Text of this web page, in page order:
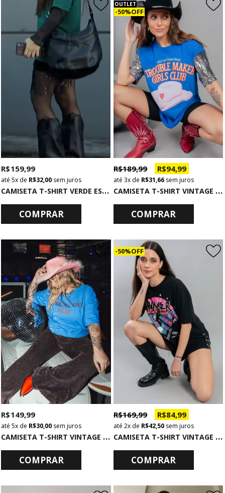
C
AMISETA T-SHIRT VERDE ESCURO BRASIL
R$ 159,99
5x de R$ 32,00 sem juros
COMPRAR
OUTLET
50% OFF
C
AMISETA T-SHIRT VINTAGE AZUL COM MANGAS DE PAETÊS GIRLS CLUB
R$ 189,99 R$ 94,99
3xde R$ 31,66sem juros
COMPRAR
C
AMISETA T-SHIRT VINTAGE AZUL KISS
R$ 149,99
5x de R$ 30,00 sem juros
COMPRAR
50% OFF
C
AMISETA T-SHIRT VINTAGE COM CORRENTES LATERAIS YOUNGER
R$ 169,99 R$ 84,99
2xde R$ 42,50sem juros
COMPRAR